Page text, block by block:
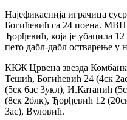
Најефикаснија играчица
Богићевић са 24 поена.
Ђорђевић, која је убацила
пето дабл-дабл остварење у
ККЖ Црвена звезда
Тешић, Богићевић 24 (4ск
(5ск 6ас 3укл), И.Катанић
(8ск 2блк), Ђорђевић 12
3ас), Вуловић.